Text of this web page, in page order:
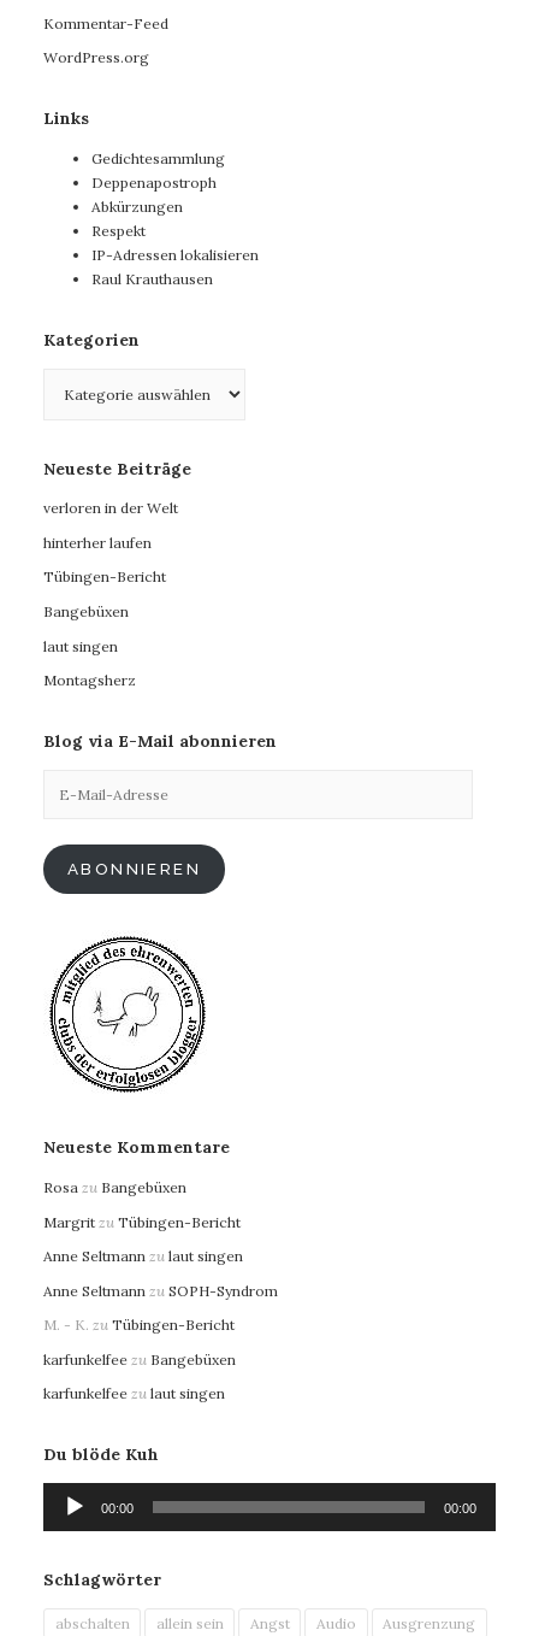
Kommentar-Feed
WordPress.org
Links
Gedichtesammlung
Deppenapostroph
Abkürzungen
Respekt
IP-Adressen lokalisieren
Raul Krauthausen
Kategorien
Neueste Beiträge
verloren in der Welt
hinterher laufen
Tübingen-Bericht
Bangebüxen
laut singen
Montagsherz
Blog via E-Mail abonnieren
Mail-
ABONNIEREN
Neueste Kommentare
Rosa zu Bangebüxen
Margrit zu Tübingen-Bericht
Anne Seltmann zu laut singen
Anne Seltmann zu SOPH-Syndrom
M. - K. zu Tübingen-Bericht
karfunkelfee zu Bangebüxen
karfunkelfee zu laut singen
Du blöde Kuh
Audio-
Player
00:00 00:00
Schlagwörter
abschalten allein sein Angst Audio Ausgrenzung